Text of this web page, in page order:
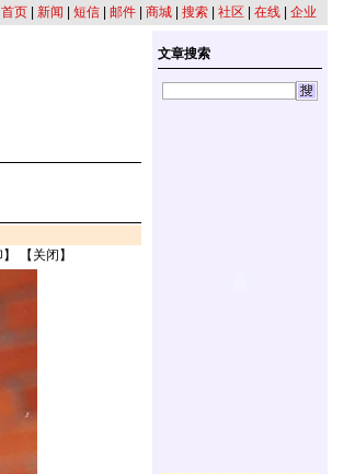
首页 新闻 短信 邮件 商城 搜索 社区 在线 企业
】 【 关闭 】
文章搜索